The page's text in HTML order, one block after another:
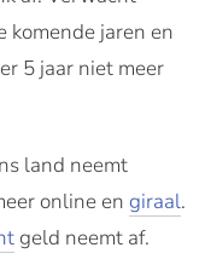
komende jaren en
5 jaar niet meer
land neemt
online en giraal.
geld neemt af.